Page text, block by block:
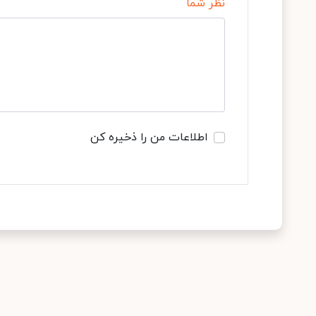
نظر شما
اطلاعات من را ذخیره کن